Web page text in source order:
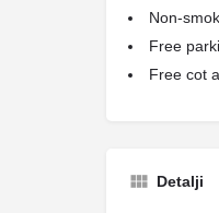
Non-
Free
Free cot
Detalji